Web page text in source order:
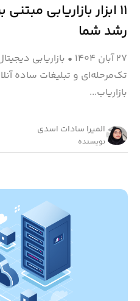
۱۱ ابزار بازاریابی
رشد شما
۲۷ آبان ۱۴۰۴ • بازاریابی
تک‌مرحله‌ای و تبلیغات ساده
بازاریاب...
المیرا سادات اسدی
نویسنده